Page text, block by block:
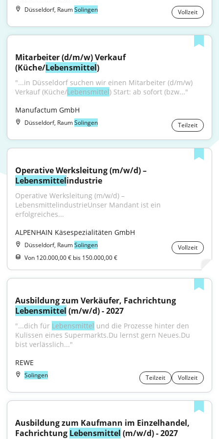
Düsseldorf, RaumSolingen Vollzeit
Mitarbeiter (d/m/w) Verkauf
(Küche/Lebensmittel)
"...in Düsseldorf suchen wir einen Mitarbeiter (d/m/w)
Verkauf (Küche/Lebensmittel) Start: ab sofort (bzw..."
Manufactum GmbH
Düsseldorf, RaumSolingen Teilzeit
Lebensmittelindustrie
Operative Werksleitung (m/w/d) –
LebensmittelindustrieUnser Mandant ist ein
erfolgreiches...
ALPENHAIN Käsespezialitäten GmbH
Düsseldorf, RaumSolingen
Vollzeit
Von 120.000,00 € bis 150.000,00 €
Lebensmittel (m/w/d) - 2027
"...dich für Lebensmittel und die Prozesse hinter den
Kulissen eines Supermarkts.Du lernst gern Neues.Du
bist verlässlich..."
REWE
Solingen Teilzeit Vollzeit
Ausbildung zum Kaufmann im Einzelhandel,
Fachrichtung Lebensmittel (m/w/d) - 2027